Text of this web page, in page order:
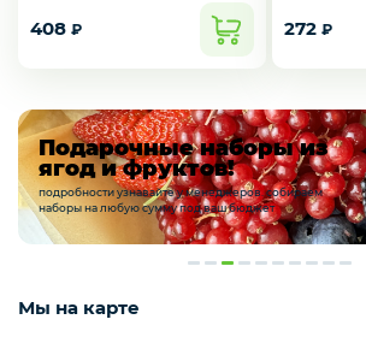
Приправы и специи
Мороженое
Бакалея
408 ₽ 272 ₽
Подарочные наборы из
ягод и фруктов!
подробности узнавайте у менеджеров. собираем
наборы на любую сумму под ваш бюджет
Мы на карте